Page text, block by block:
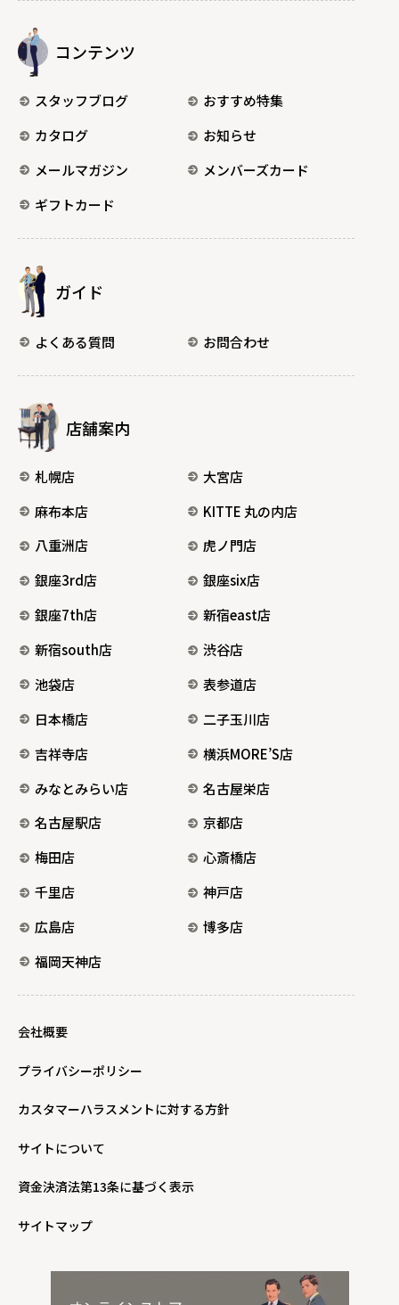
コンテンツ
スタッフブログ
おすすめ特集
カタログ
お知らせ
メールマガジン
メンバーズカード
ギフトカード
ガイド
よくある質問 お問合わせ
店舗案内
札幌店
大宮店
麻布本店
KITTE 丸の内店
八重洲店
虎ノ門店
銀座3rd店
銀座six店
銀座7th店
新宿east店
新宿south店
渋谷店
池袋店
表参道店
日本橋店
二子玉川店
吉祥寺店
横浜MORE’S店
みなとみらい店
名古屋栄店
名古屋駅店
京都店
梅田店
心斎橋店
千里店
神戸店
広島店
博多店
福岡天神店
会社概要
プライバシーポリシー
カスタマーハラスメントに対する方針
サイトについて
資金決済法第13条に基づく表示
サイトマップ